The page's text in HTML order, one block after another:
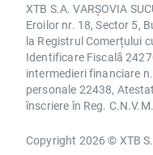
XTB S.A. VARȘOVIA
Eroilor nr. 18, Sector 5,
la Registrul Comerțului
Identificare Fiscală
intermedieri financiare
personale 22438,
înscriere în Reg.
Copyright 2026 © XTB